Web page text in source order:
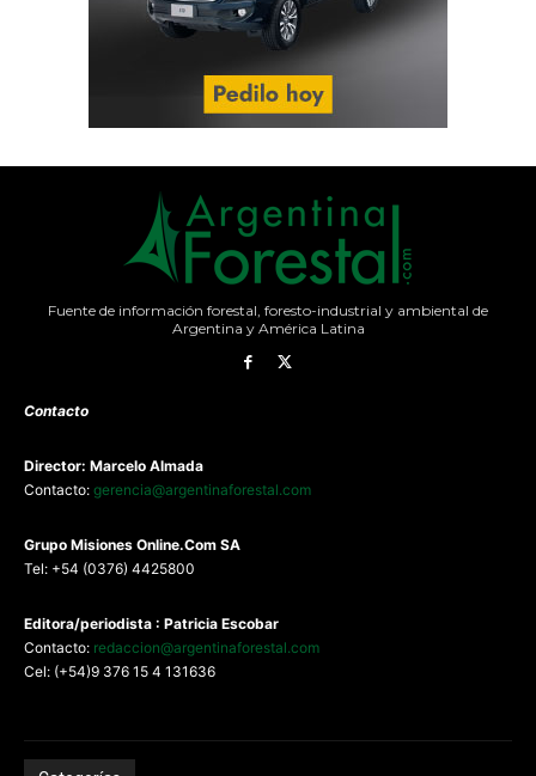
Fuente de información forestal, foresto-industrial y ambiental de
Argentina y América Latina
Contacto
Director: Marcelo Almada
Contacto: gerencia@argentinaforestal.com
Grupo Misiones Online.Com SA
Tel: +54 (0376) 4425800
Editora/periodista : Patricia Escobar
Contacto: redaccion@argentinaforestal.com
Cel: (+54)9 376 15 4 131636